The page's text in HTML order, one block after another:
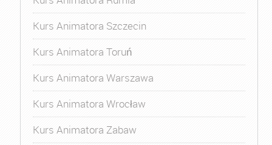
Kurs Animatora Szczecin
Kurs Animatora Toruń
Kurs Animatora Warszawa
Kurs Animatora Wrocław
Kurs Animatora Zabaw